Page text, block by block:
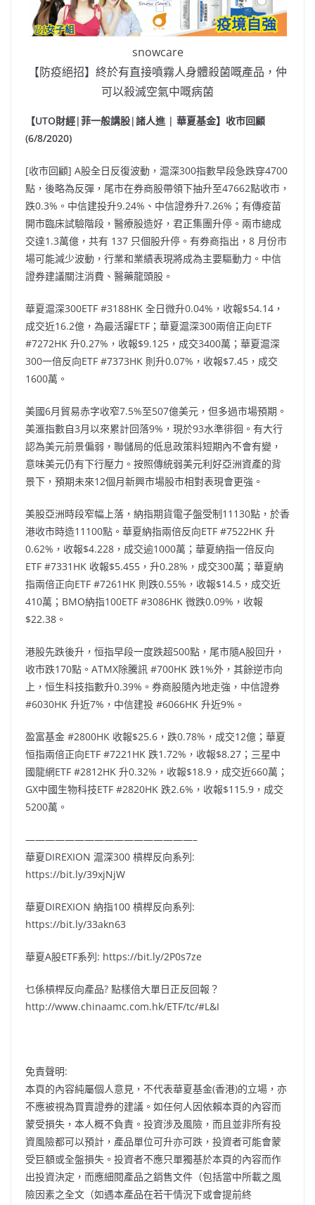
snowcare
【防疫絕招】終於有直接噴霧人身體殺菌嘅產品，仲
可以殺滅空氣中嘅病菌
【UTO財經|菲一般講股|諸人進 | 華夏基金】收市回顧
(6/8/2020)
[收市回顧] A股全日反復波動，滬深300指數早段急跌穿4700
點，後略為反彈，尾市在券商股帶領下抽升至47662點收市，
跌0.3%。中信建投升9.24%、中信證券升7.26%；有傳疫苗
開市臨床試驗階段，醫療股造好，君正集團升停。兩市總成
交達1.3萬億，共有 137 只個股升停。有券商指出，8 月份市
場可能減少波動，行業和業績表現將成為主要驅動力。中信
證券建議關注消費、醫藥龍頭股。
華夏滬深300ETF #3188HK 全日微升0.04%，收報$54.14，
成交近16.2億，為最活躍ETF；華夏滬深300兩倍正向ETF
#7272HK 升0.27%，收報$9.125，成交3400萬；華夏滬深
300一倍反向ETF #7373HK 則升0.07%，收報$7.45，成交
1600萬。
美國6月貿易赤字收窄7.5%至507億美元，但多過市場預期。
美滙指數自3月以來累計回落9%，現於93水準徘徊。有大行
認為美元前景偏弱，聯儲局的低息政策料短期內不會有變，
意味美元仍有下行壓力。按照傳統弱美元利好亞洲資產的背
景下，預期未來12個月新興市場股市相對表現會更強。
美股亞洲時段窄幅上落，納指期貨電子盤受制11130點，於香
港收市時造11100點。華夏納指兩倍反向ETF #7522HK 升
0.62%，收報$4.228，成交逾1000萬；華夏納指一倍反向
ETF #7331HK 收報$5.455，升0.28%，成交300萬；華夏納
指兩倍正向ETF #7261HK 則跌0.55%，收報$14.5，成交近
410萬；BMO納指100ETF #3086HK 微跌0.09%，收報
$22.38。
港股先跌後升，恒指早段一度跌超500點，尾市隨A股回升，
收市跌170點。ATMX除騰訊 #700HK 跌1%外，其餘逆市向
上，恒生科技指數升0.39%。券商股隨內地走強，中信證券
#6030HK 升近7%，中信建投 #6066HK 升近9%。
盈富基金 #2800HK 收報$25.6，跌0.78%，成交12億；華夏
恒指兩倍正向ETF #7221HK 跌1.72%，收報$8.27；三星中
國龍網ETF #2812HK 升0.32%，收報$18.9，成交近660萬；
GX中國生物科技ETF #2820HK 跌2.6%，收報$115.9，成交
5200萬。
—————————————————–
華夏DIREXION 滬深300 槓桿反向系列:
https://bit.ly/39xjNjW
華夏DIREXION 納指100 槓桿反向系列:
https://bit.ly/33akn63
華夏A股ETF系列: https://bit.ly/2P0s7ze
乜係槓桿反向產品? 點樣倍大單日正反回報？
http://www.chinaamc.com.hk/ETF/tc/#L&I
免責聲明:
本頁的內容純屬個人意見，不代表華夏基金(香港)的立場，亦
不應被視為買賣證券的建議。如任何人因依賴本頁的內容而
蒙受損失，本人概不負責。投資涉及風險，而且並非所有投
資風險都可以預計，產品單位可升亦可跌，投資者可能會蒙
受巨額或全盤損失。投資者不應只單獨基於本頁的內容而作
出投資決定，而應細閱產品之銷售文件（包括當中所載之風
險因素之全文（如遇本產品在若干情況下或會提前終